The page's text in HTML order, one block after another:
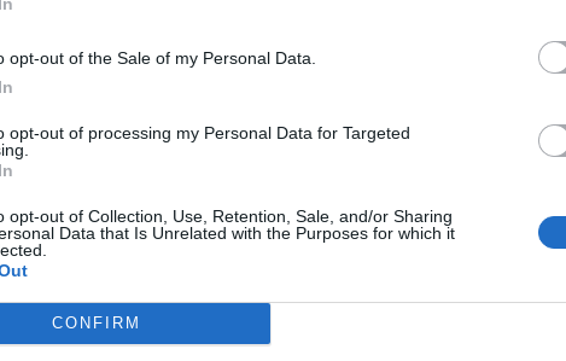
opt-out of the Sale of my Personal Data.
opt-out of processing my Personal Data for Targeted
opt-out of Collection, Use, Retention, Sale, and/or Sharing
Data that Is Unrelated with the Purposes for which it
CONFIRM
británica easyJet pasará a manos del
posible: Apollo... pero no podrá hacerse
total
Comienza el diálogo entre chavismo y
de la oposición, pero los venezolanos
Corina
por